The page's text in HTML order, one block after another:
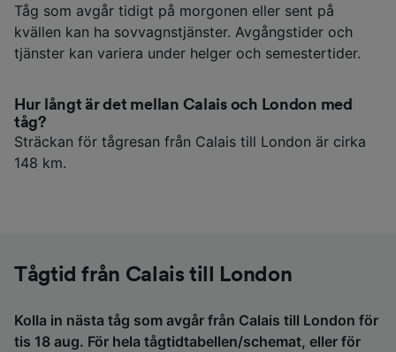
Tåg som avgår tidigt på morgonen eller sent på
kvällen kan ha sovvagnstjänster. Avgångstider och
tjänster kan variera under helger och semestertider.
Hur långt är det mellan Calais och London med
tåg?
Sträckan för tågresan från Calais till London är cirka
148 km.
Tågtid från Calais till London
Kolla in nästa tåg som avgår från Calais till London för
tis 18 aug. För hela tågtidtabellen/schemat, eller för